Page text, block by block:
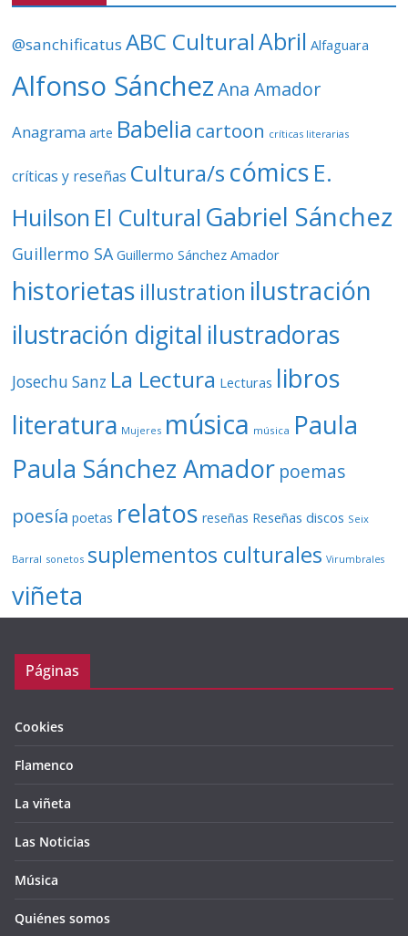
e
@sanchificatus ABC CulturalAbril Alfaguara
Alfonso Sánchez Ana Amador
Anagrama arte Babelia cartoon críticas literarias
críticas y reseñas Cultura/s cómics E.
Huilson El Cultural Gabriel Sánchez
Guillermo SA Guillermo Sánchez Amador
historietas illustration ilustración
ilustración digital ilustradoras
Josechu Sanz La Lectura Lecturas libros
literatura Mujeres música música Paula
Paula Sánchez Amador poemas
poesía poetas relatos reseñas Reseñas discos Seix
Barral sonetos suplementos culturales Virumbrales
viñeta
Páginas
Cookies
Flamenco
La viñeta
Las Noticias
Música
Quiénes somos